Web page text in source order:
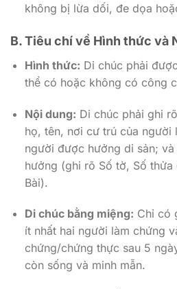
không bị lừa dối, đe dọa
B. Tiêu chí về Hình thức và
Hình thức: Di chúc phải
thể có hoặc không có công
Nội dung: Di chúc phải ghi
họ, tên, nơi cư trú của người
người được hưởng di sản;
hưởng (ghi rõ Số tờ, Số
Bài).
Di chúc bằng miệng: Chỉ có
ít nhất hai người làm chứng
chứng/chứng thực sau 5
còn sống và minh mẫn.